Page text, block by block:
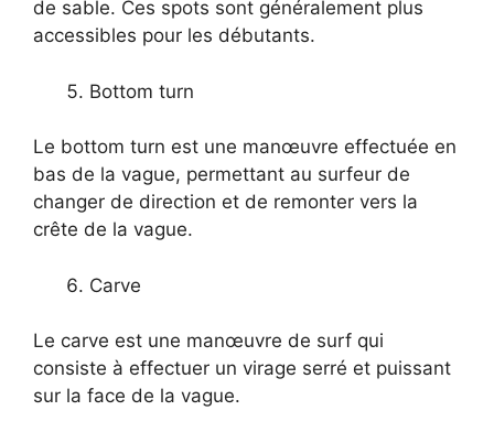
de sable. Ces spots sont généralement plus
accessibles pour les débutants.
Bottom turn
Le bottom turn est une manœuvre effectuée en
bas de la vague, permettant au surfeur de
changer de direction et de remonter vers la
crête de la vague.
Carve
Le carve est une manœuvre de surf qui
consiste à effectuer un virage serré et puissant
sur la face de la vague.